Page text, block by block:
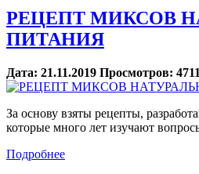
РЕЦЕПТ МИКСОВ
ПИТАНИЯ
Дата: 21.11.2019 Просмотров:
За основу взяты рецепты,
которые много лет изучают
Подробнее